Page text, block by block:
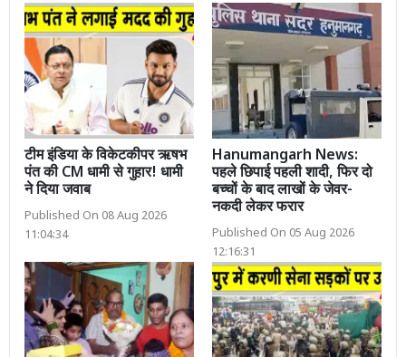
टीम इंडिया के विकेटकीपर ऋषभ
पंत की CM धामी से गुहार! धामी
ने दिया जवाब
Published On 08 Aug 2026
11:04:34
Hanumangarh News:
पहले छिपाई पहली शादी, फिर दो
बच्चों के बाद लाखों के जेवर-
नकदी लेकर फरार
Published On 05 Aug 2026
12:16:31